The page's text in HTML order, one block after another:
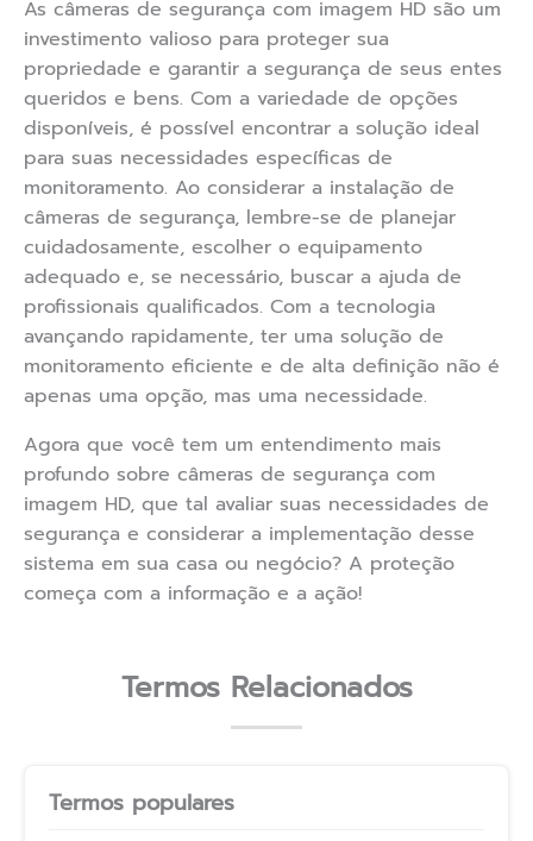
As câmeras de segurança com imagem HD são um
investimento valioso para proteger sua
propriedade e garantir a segurança de seus entes
queridos e bens. Com a variedade de opções
disponíveis, é possível encontrar a solução ideal
para suas necessidades específicas de
monitoramento. Ao considerar a instalação de
câmeras de segurança, lembre-se de planejar
cuidadosamente, escolher o equipamento
adequado e, se necessário, buscar a ajuda de
profissionais qualificados. Com a tecnologia
avançando rapidamente, ter uma solução de
monitoramento eficiente e de alta definição não é
apenas uma opção, mas uma necessidade.
Agora que você tem um entendimento mais
profundo sobre câmeras de segurança com
imagem HD, que tal avaliar suas necessidades de
segurança e considerar a implementação desse
sistema em sua casa ou negócio? A proteção
começa com a informação e a ação!
Termos Relacionados
Termos populares